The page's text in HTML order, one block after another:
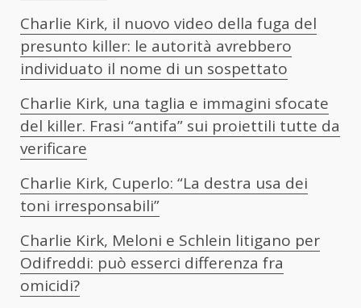
Charlie Kirk, il nuovo video della fuga del
presunto killer: le autorità avrebbero
individuato il nome di un sospettato
Charlie Kirk, una taglia e immagini sfocate
del killer. Frasi “antifa” sui proiettili tutte da
verificare
Charlie Kirk, Cuperlo: “La destra usa dei
toni irresponsabili”
Charlie Kirk, Meloni e Schlein litigano per
Odifreddi: può esserci differenza fra
omicidi?